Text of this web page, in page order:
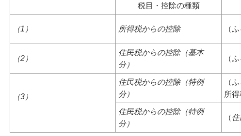
税目・控除の種類
（1） 所得税からの控除 （
（2）
住民税からの控除（基本
分）
（
（3）
住民税からの控除（特例
分）
（
所得
住民税からの控除（特例
分）
（